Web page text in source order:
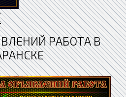
РАБОТА В